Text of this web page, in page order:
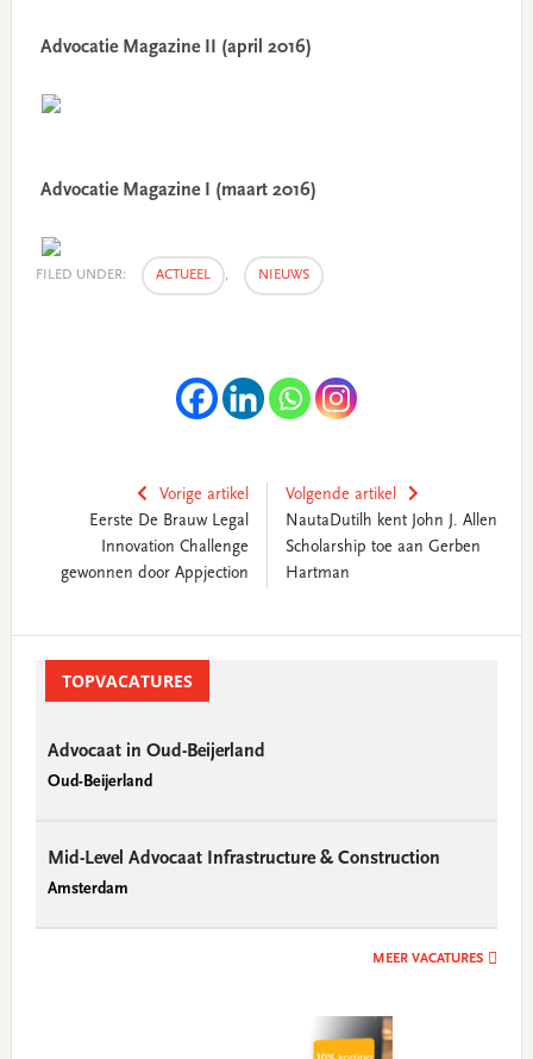
Advocatie Magazine II (april 2016)
Advocatie Magazine I (maart 2016)
FILED UNDER: ACTUEEL , NIEUWS
Vorige artikel
Eerste De Brauw Legal
Innovation Challenge
gewonnen door Appjection
Volgende artikel
NautaDutilh kent John J. Allen
Scholarship toe aan Gerben
Hartman
SidebarTOPVACATURES
Advocaat in Oud-Beijerland
Oud-Beijerland
Mid-Level Advocaat Infrastructure & Construction
Amsterdam
MEER VACATURES